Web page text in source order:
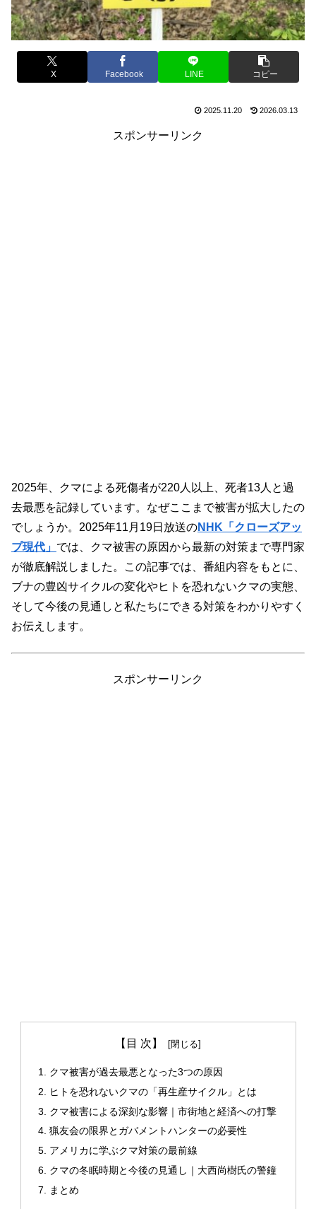
X Facebook LINE コピー
2025.11.20 2026.03.13
スポンサーリンク
2025年、クマによる死傷者が220人以上、死者13人と過
去最悪を記録しています。なぜここまで被害が拡大したの
でしょうか。2025年11月19日放送のNHK「クローズアッ
プ現代」 では、クマ被害の原因から最新の対策まで専門家
が徹底解説しました。この記事では、番組内容をもとに、
ブナの豊凶サイクルの変化やヒトを恐れないクマの実態、
そして今後の見通しと私たちにできる対策をわかりやすく
お伝えします。
スポンサーリンク
【目 次】
クマ被害が過去最悪となった3つの原因
ヒトを恐れないクマの「再生産サイクル」とは
クマ被害による深刻な影響｜市街地と経済への打撃
猟友会の限界とガバメントハンターの必要性
アメリカに学ぶクマ対策の最前線
クマの冬眠時期と今後の見通し｜大西尚樹氏の警鐘
まとめ